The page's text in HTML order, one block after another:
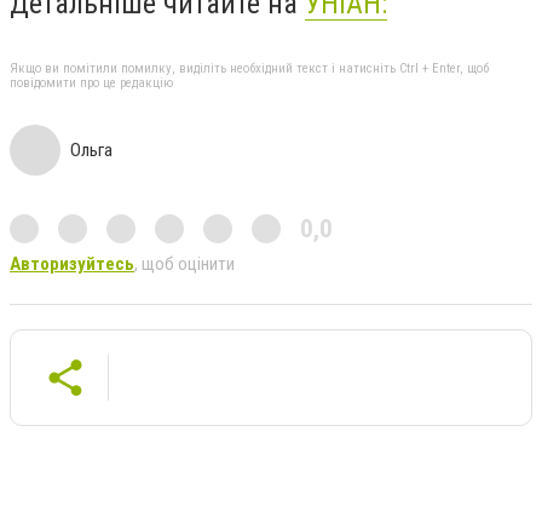
Якщо ви помітили помилку, виділіть необхідний текст і натисніть Ctrl + Enter, щоб
повідомити про це редакцію
Ольга
0,0
Авторизуйтесь, щоб оцінити